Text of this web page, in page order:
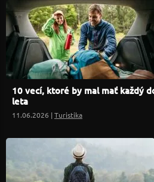
10 vecí, ktoré by mal mať každý
leta
11.06.2026 |Turistika